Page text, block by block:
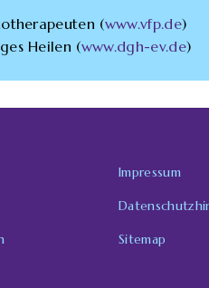
(www.vfp.de)
Heilen (www.dgh-ev.de)
Impressum
Sitemap